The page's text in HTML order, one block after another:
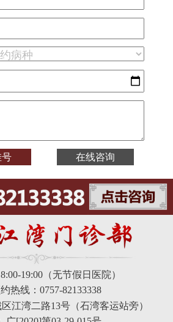
19:00（无节假日医院）
热线：0757-82133338
江湾二路13号（石湾客运站旁）